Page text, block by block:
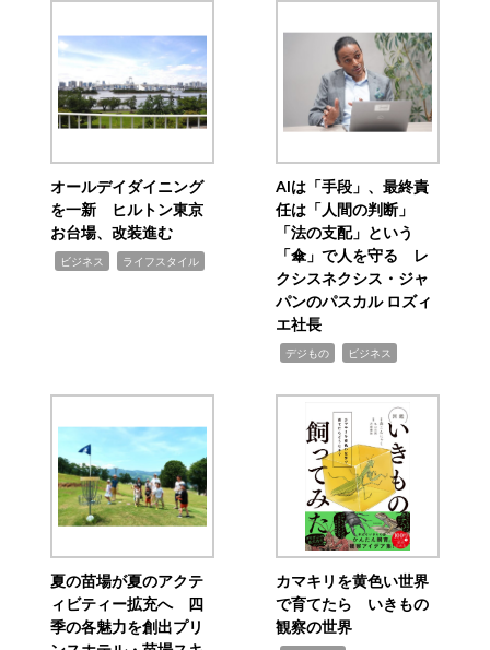
オールデイダイニング
を一新 ヒルトン東京
お台場、改装進む
ビジネス ライフスタイル
AIは「手段」、最終責
任は「人間の判断」
「法の支配」という
「傘」で人を守る レ
クシスネクシス・ジャ
パンのパスカル ロズィ
エ社長
デジもの ビジネス
夏の苗場が夏のアクテ
ィビティー拡充へ 四
季の各魅力を創出プリ
カマキリを黄色い世界
で育てたら いきもの
観察の世界